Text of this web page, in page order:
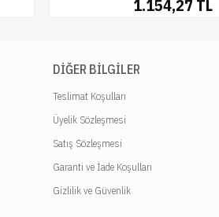
1.154,27 TL
DIĞER BILGILER
Teslimat Koşulları
Üyelik Sözleşmesi
Satış Sözleşmesi
Garanti ve İade Koşulları
Gizlilik ve Güvenlik